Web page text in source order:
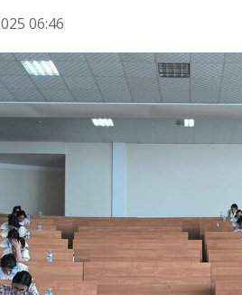
06:46